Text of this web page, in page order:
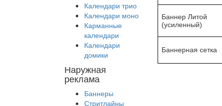
Календари трио
Календари моно
Карманные
календари
Календари
домики
Наружная
реклама
Баннеры
Стритлайны
Баннер Литой
(усиленный)
Баннерная сетка